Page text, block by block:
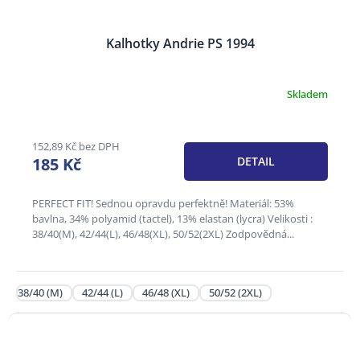
Kalhotky Andrie PS 1994
je
3,0
z
hvězdiček.
Skladem
152,89 Kč bez DPH
185 Kč DETAIL
PERFECT FIT! Sednou opravdu perfektně! Materiál: 53%
bavlna, 34% polyamid (tactel), 13% elastan (lycra) Velikosti :
38/40(M), 42/44(L), 46/48(XL), 50/52(2XL) Zodpovědná...
38/40 (M) 42/44 (L) 46/48 (XL) 50/52 (2XL)